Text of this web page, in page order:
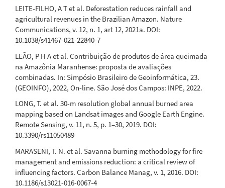
LEITE-FILHO, A T et al. Deforestation reduces rainfall and
agricultural revenues in the Brazilian Amazon. Nature
Communications, v. 12, n. 1, art 12, 2021a. DOI:
10.1038/s41467-021-22840-7
LEÃO, P H A et al. Contribuição de produtos de área queimada
na Amazônia Maranhense: proposta de avaliações
combinadas. In: Simpósio Brasileiro de Geoinformática, 23.
(GEOINFO), 2022, On-line. São José dos Campos: INPE, 2022.
LONG, T. et al. 30-m resolution global annual burned area
mapping based on Landsat images and Google Earth Engine.
Remote Sensing, v. 11, n. 5, p. 1–30, 2019. DOI:
10.3390/rs11050489
MARASENI, T. N. et al. Savanna burning methodology for fire
management and emissions reduction: a critical review of
influencing factors. Carbon Balance Manag, v. 1, 2016. DOI:
10.1186/s13021-016-0067-4